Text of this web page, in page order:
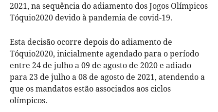
2021, na sequência do adiamento dos Jogos Olímpicos
Tóquio2020 devido à pandemia de covid-19.
Esta decisão ocorre depois do adiamento de
Tóquio2020, inicialmente agendado para o período
entre 24 de julho a 09 de agosto de 2020 e adiado
para 23 de julho a 08 de agosto de 2021, atendendo a
que os mandatos estão associados aos ciclos
olímpicos.